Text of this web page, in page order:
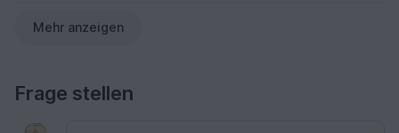
Mehr anzeigen
Frage stellen